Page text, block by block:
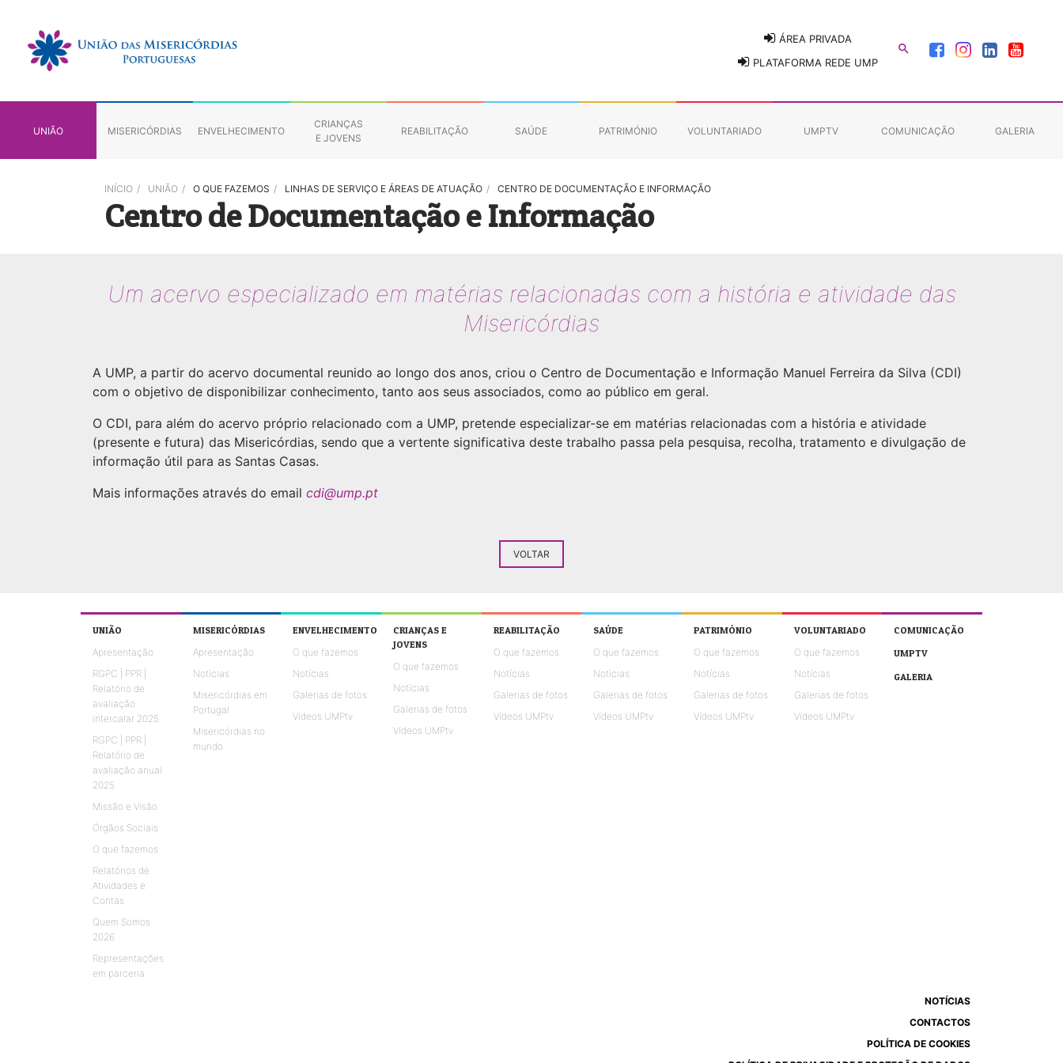
ÁREA PRIVADA
PLATAFORMA REDE UMP

UNIÃO MISERICÓRDIAS ENVELHECIMENTO
CRIANÇAS
E JOVENS
REABILITAÇÃO SAÚDE PATRIMÓNIO VOLUNTARIADO UMPTV COMUNICAÇÃO GALERIA
INÍCIO / UNIÃO / O QUE FAZEMOS / LINHAS DE SERVIÇO E ÁREAS DE ATUAÇÃO / CENTRO DE DOCUMENTAÇÃO E INFORMAÇÃO
Centro de Documentação e Informação
Um acervo especializado em matérias relacionadas com a história e atividade das
Misericórdias
A UMP, a partir do acervo documental reunido ao longo dos anos, criou o Centro de Documentação e Informação Manuel Ferreira da Silva (CDI)
com o objetivo de disponibilizar conhecimento, tanto aos seus associados, como ao público em geral.
O CDI, para além do acervo próprio relacionado com a UMP, pretende especializar-se em matérias relacionadas com a história e atividade
(presente e futura) das Misericórdias, sendo que a vertente significativa deste trabalho passa pela pesquisa, recolha, tratamento e divulgação de
informação útil para as Santas Casas.
Mais informações através do email cdi@ump.pt
VOLTAR
UNIÃO
Apresentação
RGPC | PPR |
Relatório de
avaliação
intercalar 2025
RGPC | PPR |
Relatório de
avaliação anual
2025
Missão e Visão
Órgãos Sociais
O que fazemos
Relatórios de
Atividades e
Contas
Quem Somos
2026
Representações
em parceria
MISERICÓRDIAS
Apresentação
Notícias
Misericórdias em
Portugal
Misericórdias no
mundo
ENVELHECIMENTO
O que fazemos
Notícias
Galerias de fotos
Vídeos UMPtv
CRIANÇAS E
JOVENS
O que fazemos
Notícias
Galerias de fotos
Vídeos UMPtv
REABILITAÇÃO
O que fazemos
Notícias
Galerias de fotos
Vídeos UMPtv
SAÚDE
O que fazemos
Notícias
Galerias de fotos
Vídeos UMPtv
PATRIMÓNIO
O que fazemos
Notícias
Galerias de fotos
Vídeos UMPtv
VOLUNTARIADO
O que fazemos
Notícias
Galerias de fotos
Vídeos UMPtv
COMUNICAÇÃO
UMPTV
GALERIA
NOTÍCIAS
CONTACTOS
POLÍTICA DE COOKIES